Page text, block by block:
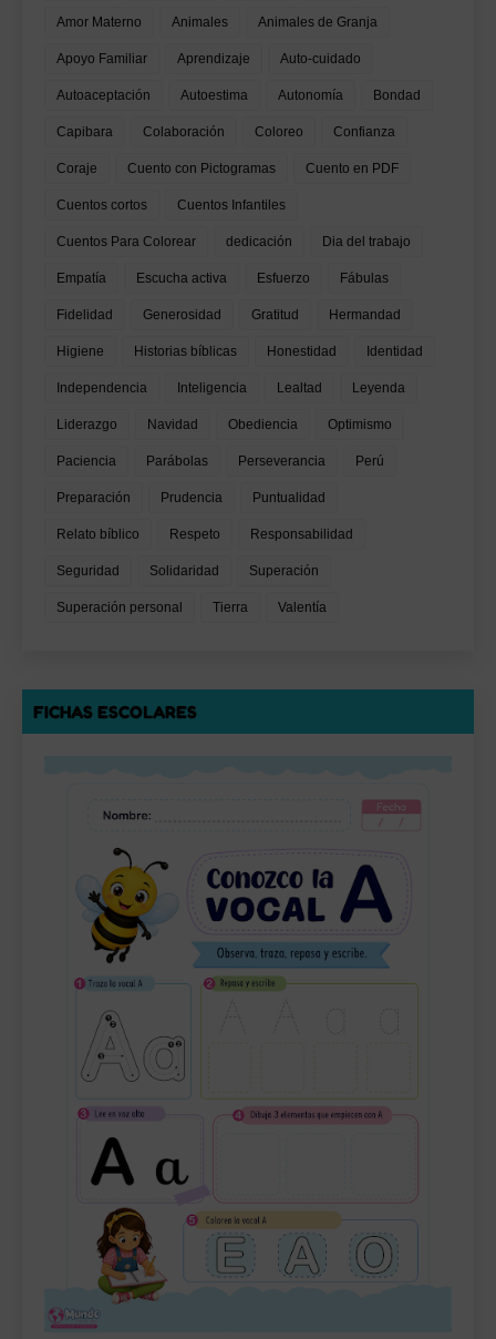
Amor Materno Animales Animales de Granja
Apoyo Familiar Aprendizaje Auto-cuidado
Autoaceptación Autoestima Autonomía Bondad
Capibara Colaboración Coloreo Confianza
Coraje Cuento con Pictogramas Cuento en PDF
Cuentos cortos Cuentos Infantiles
Cuentos Para Colorear dedicación Dia del trabajo
Empatía Escucha activa Esfuerzo Fábulas
Fidelidad Generosidad Gratitud Hermandad
Higiene Historias bíblicas Honestidad Identidad
Independencia Inteligencia Lealtad Leyenda
Liderazgo Navidad Obediencia Optimismo
Paciencia Parábolas Perseverancia Perú
Preparación Prudencia Puntualidad
Relato bíblico Respeto Responsabilidad
Seguridad Solidaridad Superación
Superación personal Tierra Valentía
FICHAS ESCOLARES